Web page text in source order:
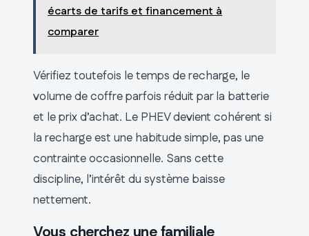
écarts de tarifs et financement à
comparer
Vérifiez toutefois le temps de recharge, le
volume de coffre parfois réduit par la batterie
et le prix d’achat. Le PHEV devient cohérent si
la recharge est une habitude simple, pas une
contrainte occasionnelle. Sans cette
discipline, l’intérêt du système baisse
nettement.
Vous cherchez une familiale